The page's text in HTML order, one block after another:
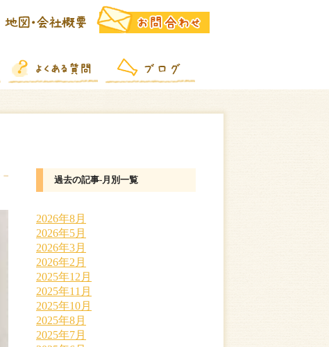
過去の記事-月別一覧
2026年8月
2026年5月
2026年3月
2026年2月
2025年12月
2025年11月
2025年10月
2025年8月
2025年7月